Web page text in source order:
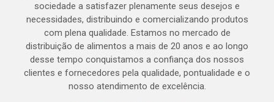
sociedade a satisfazer plenamente seus desejos e
necessidades, distribuindo e comercializando produtos
com plena qualidade. Estamos no mercado de
distribuição de alimentos a mais de 20 anos e ao longo
desse tempo conquistamos a confiança dos nossos
clientes e fornecedores pela qualidade, pontualidade e o
nosso atendimento de excelência.